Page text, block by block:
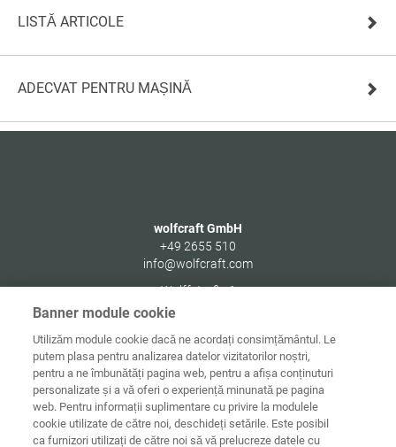
LISTĂ ARTICOLE
ADECVAT PENTRU MAȘINĂ
wolfcraft GmbH
+49 2655 510
info@wolfcraft.com
Wolffstraße 1
56746
Acasă
Date de
contact
Informaţii
juridice
Protecţia
datelor
Banner module cookie
Utilizăm module cookie dacă ne acordați consimțământul. Le
putem plasa pentru analizarea datelor vizitatorilor noștri,
pentru a ne îmbunătăți pagina web, pentru a afișa conținuturi
personalizate și a vă oferi o experiență minunată pe pagina
web. Pentru informații suplimentare cu privire la modulele
cookie utilizate de către noi, deschideți setările. Este posibil
ca furnizori utilizați de către noi să vă prelucreze datele cu